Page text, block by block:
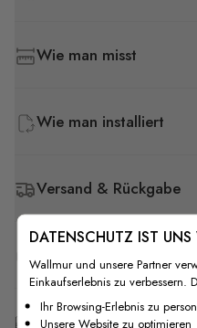
Wie man misst
Wie man installiert
Versand & Rückgabe
F.A.Q
Kostenlose Anpassung
DATENSCHUTZ IST
Wallmur und unsere Partner
Einkaufserlebnis zu verbessern.
Ihr Browsing-Erlebnis zu
Unsere Website zu optimieren